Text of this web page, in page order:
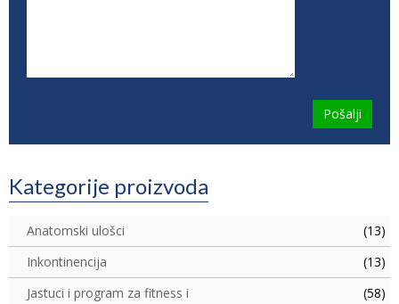
Kategorije proizvoda
Anatomski ulošci
(13)
Inkontinencija
(13)
Jastuci i program za fitness i
(58)